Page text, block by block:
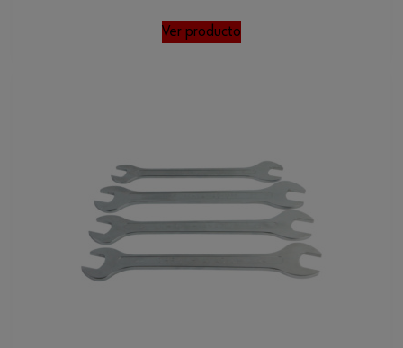
Ver producto